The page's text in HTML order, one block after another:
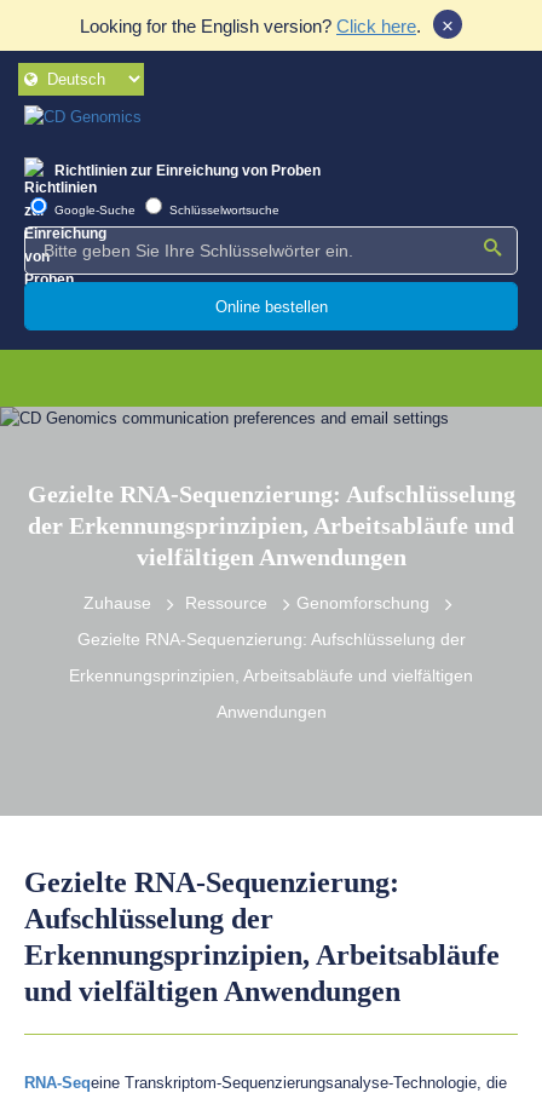
Looking for the English version? Click here. ×
Richtlinien zur Einreichung von Proben
Google-Suche Schlüsselwortsuche
Online bestellen
Gezielte RNA-Sequenzierung: Aufschlüsselung
der Erkennungsprinzipien, Arbeitsabläufe und
vielfältigen Anwendungen
Zuhause Ressource
Genomforschung
Gezielte RNA-Sequenzierung: Aufschlüsselung der
Erkennungsprinzipien, Arbeitsabläufe und vielfältigen
Anwendungen
Gezielte RNA-Sequenzierung:
Aufschlüsselung der
Erkennungsprinzipien, Arbeitsabläufe
und vielfältigen Anwendungen
RNA-Seqeine Transkriptom-Sequenzierungsanalyse-Technologie, die